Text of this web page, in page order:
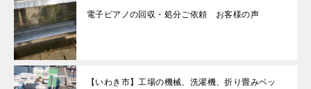
電子ピアノの回収・処分ご依頼 お客様の声
【いわき市】工場の機械、洗濯機、折り畳みベッ